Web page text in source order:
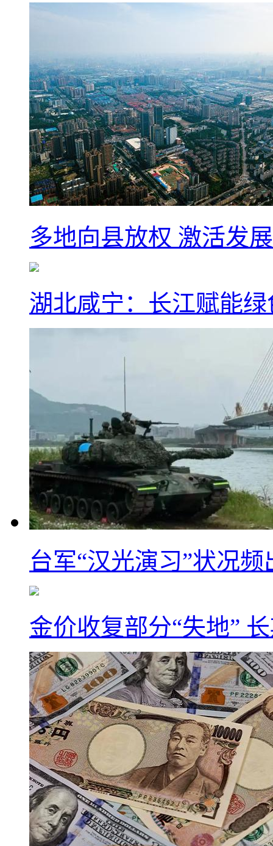
多地向县放权 激活发
湖北咸宁：长江赋能
台军“汉光演习”状况
金价收复部分“失地”